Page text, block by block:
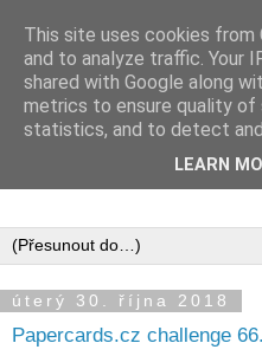
úterý 30. října 2018
Papercards.cz challenge 66.
This site uses cookies
and to analyze traffic. Your
shared with Google along
metrics to ensure quality of
statistics, and to detect
LEARN